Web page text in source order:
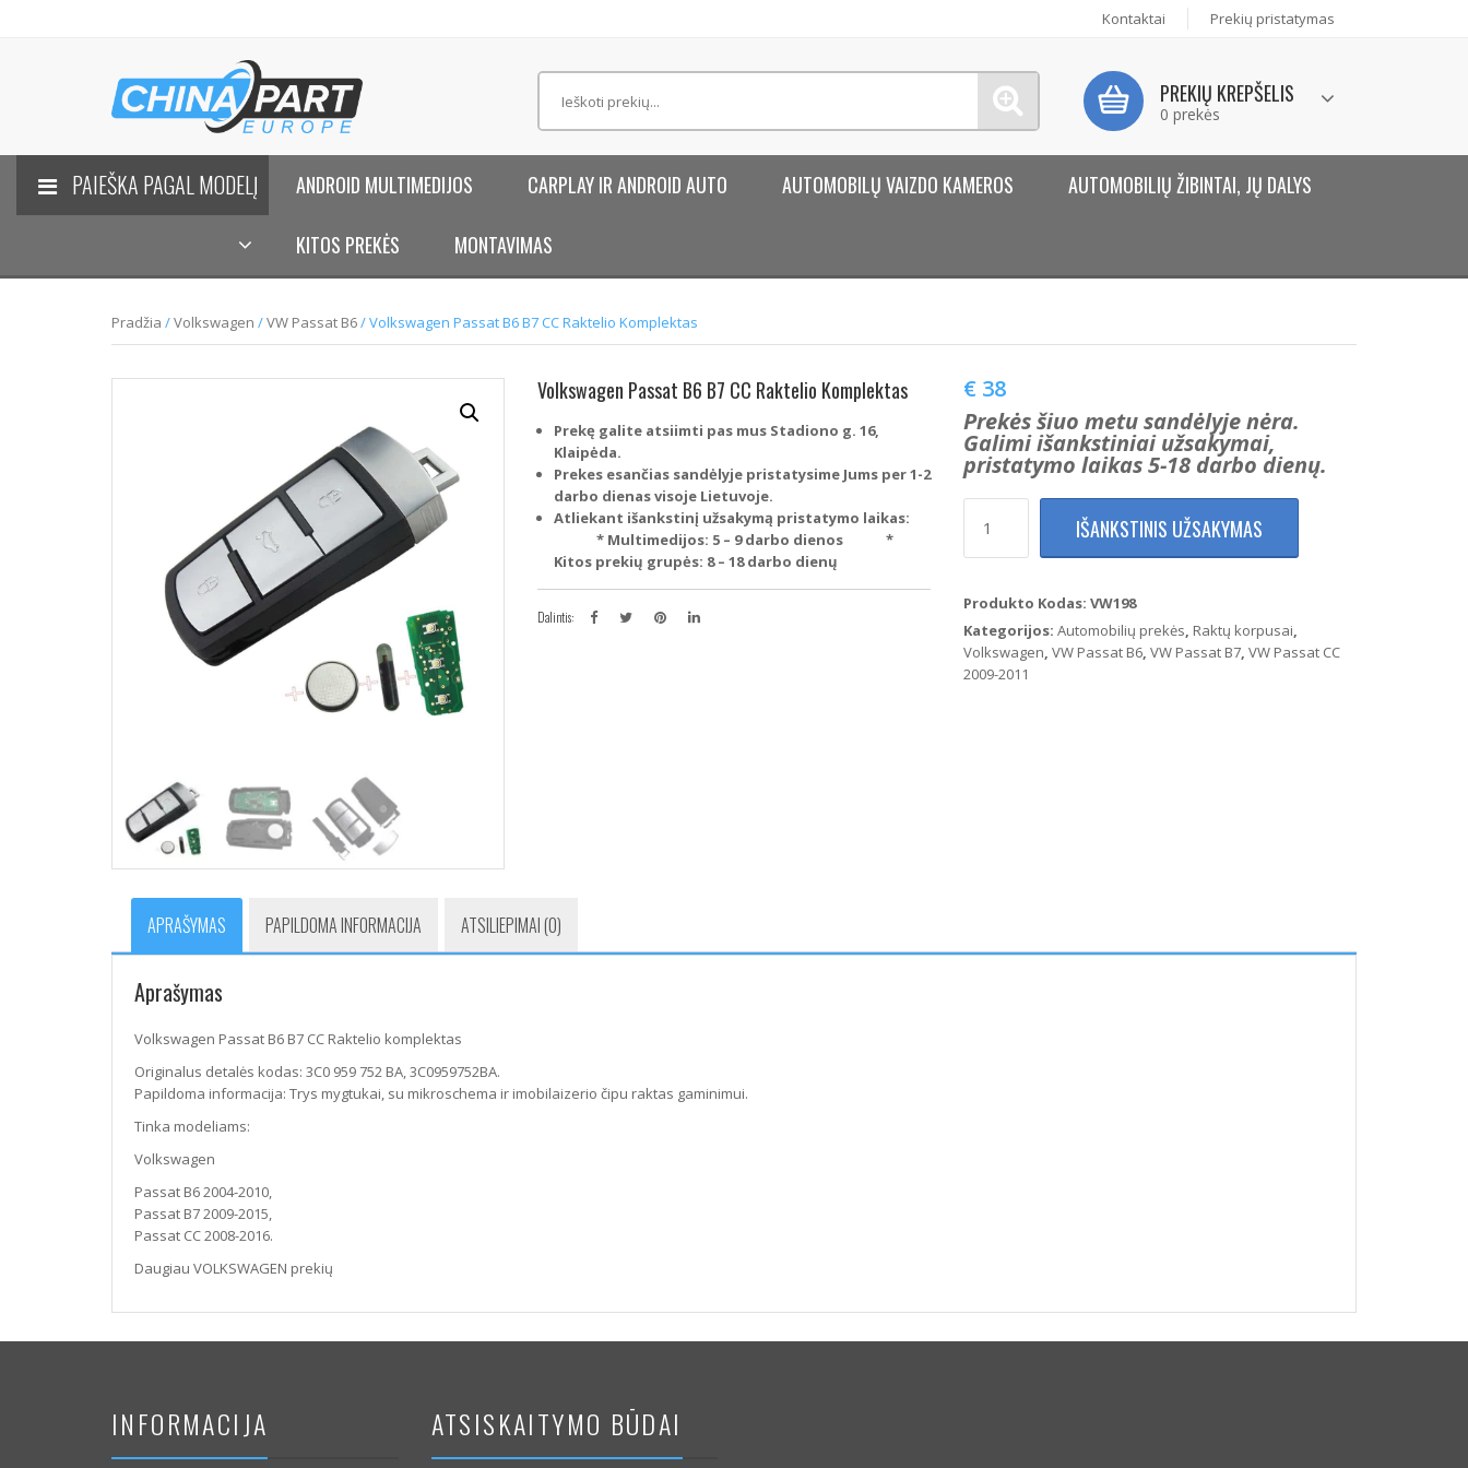
Kontaktai Prekių pristatymas
PREKIŲ KREPŠELIS
0 prekės
PAIEŠKA PAGAL MODELĮ ANDROID MULTIMEDIJOS CARPLAY IR ANDROID AUTO AUTOMOBILŲ VAIZDO KAMEROS AUTOMOBILIŲ ŽIBINTAI, JŲ DALYS
KITOS PREKĖS MONTAVIMAS
Pradžia /Volkswagen /VW Passat B6/ Volkswagen Passat B6 B7 CC Raktelio Komplektas
Volkswagen Passat B6 B7 CC Raktelio Komplektas
Prekę galite atsiimti pas mus Stadiono g. 16,
Klaipėda.
Prekes esančias sandėlyje pristatysime Jums per 1-2
darbo dienas visoje Lietuvoje.
Atliekant išankstinį užsakymą pristatymo laikas:
* Multimedijos: 5 – 9 darbo dienos *
Kitos prekių grupės: 8 – 18 darbo dienų
Dalintis:
€ 38
Prekės šiuo metu sandėlyje nėra.
Galimi išankstiniai užsakymai,
pristatymo laikas 5-18 darbo dienų.
kiekis:
Volkswagen
B6
CC
Raktelio
komplektas
IŠANKSTINIS UŽSAKYMAS
Produkto Kodas: VW198
Kategorijos: Automobilių prekės, Raktų korpusai,
Volkswagen, VW Passat B6, VW Passat B7, VW Passat CC
2009-2011
APRAŠYMAS PAPILDOMA INFORMACIJA ATSILIEPIMAI (0)
Aprašymas
Volkswagen Passat B6 B7 CC Raktelio komplektas
Originalus detalės kodas: 3C0 959 752 BA, 3C0959752BA.
Papildoma informacija: Trys mygtukai, su mikroschema ir imobilaizerio čipu raktas gaminimui.
Tinka modeliams:
Volkswagen
Passat B6 2004-2010,
Passat B7 2009-2015,
Passat CC 2008-2016.
Daugiau VOLKSWAGEN prekių
INFORMACIJA ATSISKAITYMO BŪDAI